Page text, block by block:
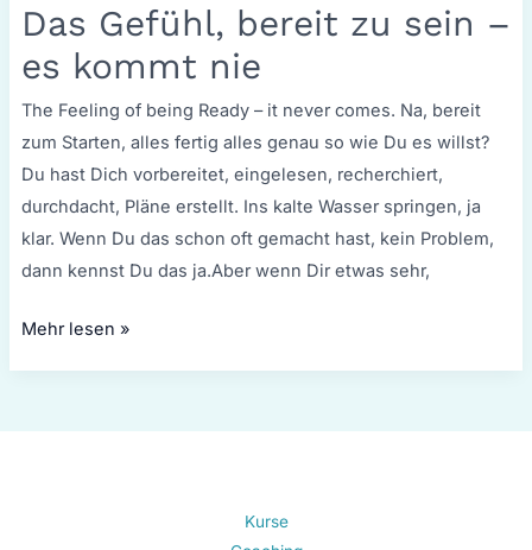
Das Gefühl, bereit zu sein –
es kommt nie
The Feeling of being Ready – it never comes. Na, bereit
zum Starten, alles fertig alles genau so wie Du es willst?
Du hast Dich vorbereitet, eingelesen, recherchiert,
durchdacht, Pläne erstellt. Ins kalte Wasser springen, ja
klar. Wenn Du das schon oft gemacht hast, kein Problem,
dann kennst Du das ja.Aber wenn Dir etwas sehr,
bereit
zu
sein
–
es
kommt
nie
Mehr lesen »
Kurse